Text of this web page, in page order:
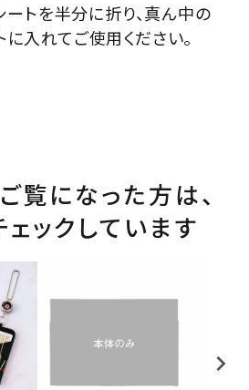
ートを半分に折り、真ん中の
に入れてご使用ください。
覧になった方は、
ェックしています